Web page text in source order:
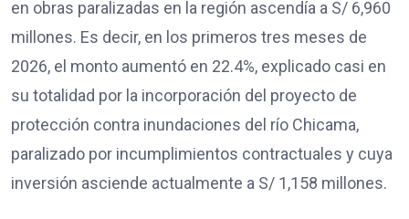
en obras paralizadas en la región ascendía a S/ 6,960
millones. Es decir, en los primeros tres meses de
2026, el monto aumentó en 22.4%, explicado casi en
su totalidad por la incorporación del proyecto de
protección contra inundaciones del río Chicama,
paralizado por incumplimientos contractuales y cuya
inversión asciende actualmente a S/ 1,158 millones.